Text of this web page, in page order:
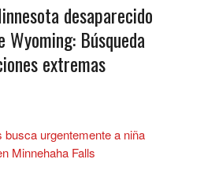
desaparecido
Wyoming: Búsqueda
extremas